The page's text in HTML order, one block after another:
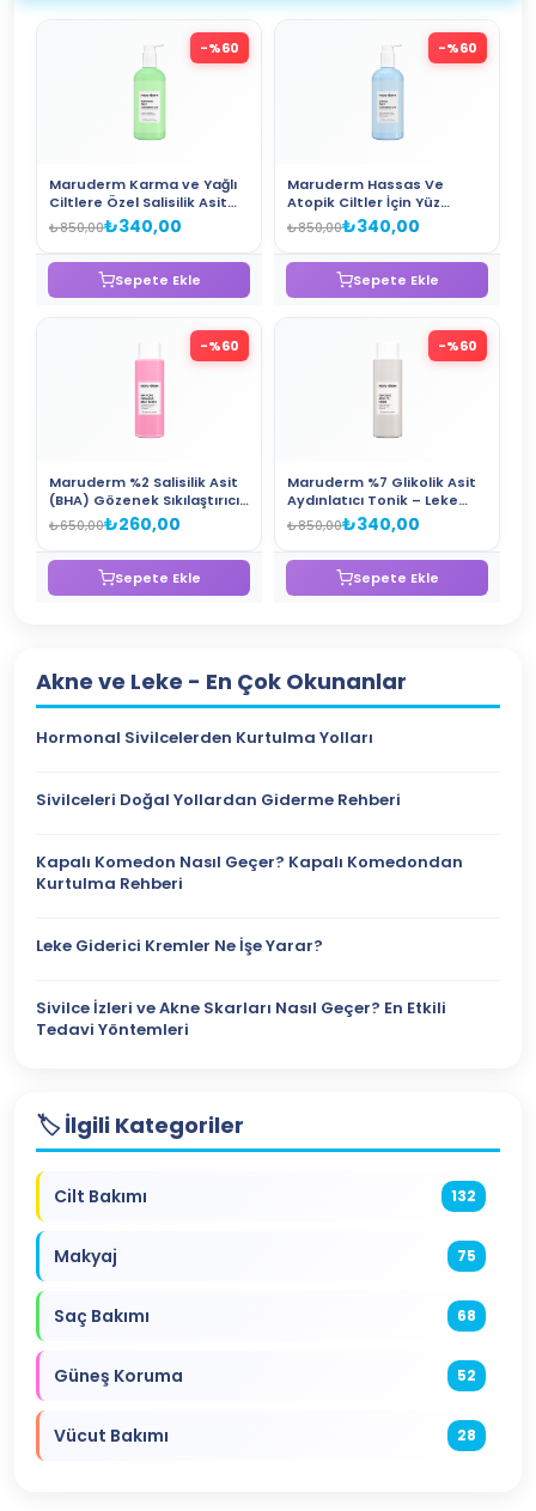
-%60
Maruderm Karma ve Yağlı
Ciltlere Özel Salisilik Asit
Yüz Temizleme Jeli 400 ML
₺850,00₺340,00
Sepete Ekle
-%60
Maruderm Hassas Ve
Atopik Ciltler İçin Yüz
Temizleme Jeli 400 ML
₺850,00₺340,00
Sepete Ekle
-%60
Maruderm %2 Salisilik Asit
(BHA) Gözenek Sıkılaştırıcı
Tonik – Siyah Nokta Karşıtı
Arındırıcı Tonik 250 ML
₺650,00₺260,00
Sepete Ekle
-%60
Maruderm %7 Glikolik Asit
Aydınlatıcı Tonik – Leke
Karşıtı ve Cilt Yenileyici
AHA Tonik 250 ML
₺850,00₺340,00
Sepete Ekle
Akne ve Leke - En Çok Okunanlar
Hormonal Sivilcelerden Kurtulma Yolları
Sivilceleri Doğal Yollardan Giderme Rehberi
Kapalı Komedon Nasıl Geçer? Kapalı Komedondan
Kurtulma Rehberi
Leke Giderici Kremler Ne İşe Yarar?
Sivilce İzleri ve Akne Skarları Nasıl Geçer? En Etkili
Tedavi Yöntemleri
🏷️ İlgili Kategoriler
Cilt Bakımı 132
Makyaj 75
Saç Bakımı 68
Güneş Koruma 52
Vücut Bakımı 28